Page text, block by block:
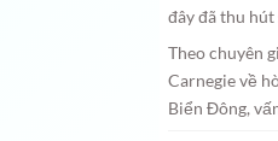
đây đã thu
Theo chuyên
Carnegie về
Biển Đông,